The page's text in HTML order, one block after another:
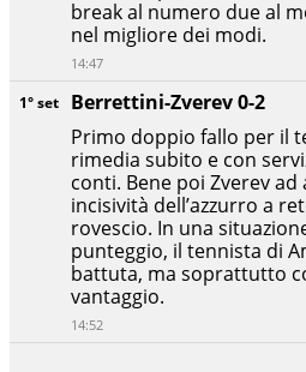
1° set
Berrettini-Zverev 0-2
Primo doppio fallo per il
rimedia subito e con
conti. Bene poi Zverev
incisività dell’azzurro a
rovescio. In una
punteggio, il tennista di
battuta, ma soprattutto
vantaggio.
14:52
break al numero due al
nel migliore dei modi.
14:47